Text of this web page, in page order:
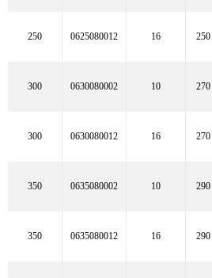
250 0625080012 16 250
300 0630080002 10 270
300 0630080012 16 270
350 0635080002 10 290
350 0635080012 16 290